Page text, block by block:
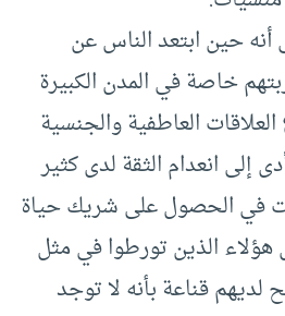
أنه حين ابتعد الناس عن
خاصة في المدن الكبيرة
العاطفية والجنسية
إلى انعدام الثقة لدى كثير
في الحصول على شريك حياة
الذين تورطوا في مثل
لديهم قناعة بأنه لا توجد